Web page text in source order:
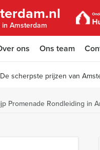
Amsterdam
ons Ons team
De scherpste prijzen van
Promenade Rondleiding in